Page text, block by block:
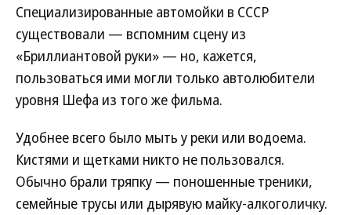
Специализированные автомойки в СССР
существовали — вспомним сцену из
«Бриллиантовой руки» — но, кажется,
пользоваться ими могли только автолюбители
уровня Шефа из того же фильма.
Удобнее всего было мыть у реки или водоема.
Кистями и щетками никто не пользовался.
Обычно брали тряпку — поношенные треники,
семейные трусы или дырявую майку-алкоголичку.